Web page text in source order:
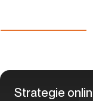
Strategie